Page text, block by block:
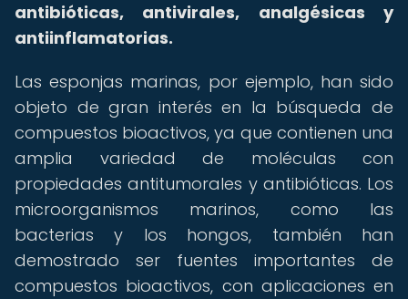
antibióticas, antivirales, analgésicas y
antiinflamatorias.
Las esponjas marinas, por ejemplo, han sido
objeto de gran interés en la búsqueda de
compuestos bioactivos, ya que contienen una
amplia variedad de moléculas con
propiedades antitumorales y antibióticas. Los
microorganismos marinos, como las
bacterias y los hongos, también han
demostrado ser fuentes importantes de
compuestos bioactivos, con aplicaciones en